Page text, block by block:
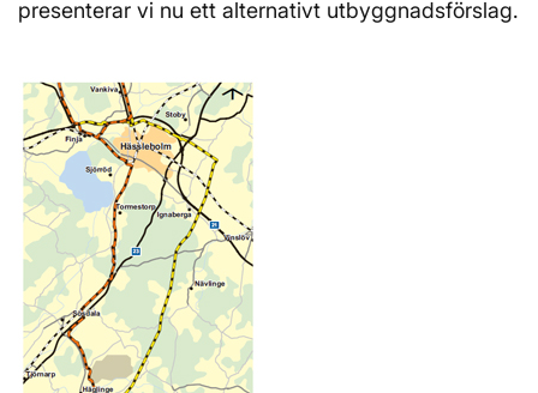
presenterar vi nu ett alternativt utbyggnadsförslag.